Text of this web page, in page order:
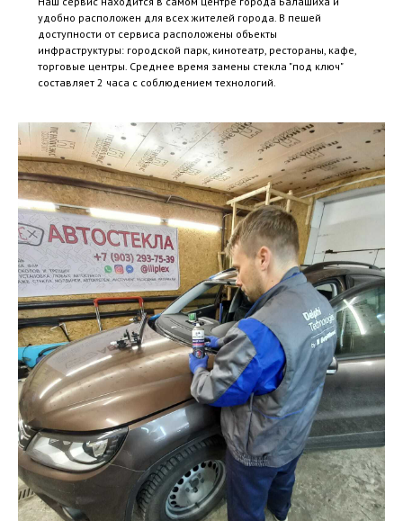
удобно расположен для всех жителей города. В пешей
доступности от сервиса расположены объекты
инфраструктуры: городской парк, кинотеатр, рестораны, кафе,
торговые центры. Среднее время замены стекла "под ключ"
составляет 2 часа с соблюдением технологий.